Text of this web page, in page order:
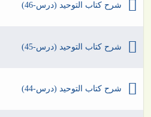
شرح كتاب التوحيد (درس-46)
شرح كتاب التوحيد (درس-45)
شرح كتاب التوحيد (درس-44)